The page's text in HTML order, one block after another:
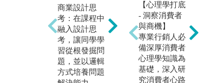
商業設計思
考：在課程中
融入設計思
考，讓同學學
習從根發掘問
題，並以邏輯
方式培養問題
商業數據分
析：運用資料
分析工具進行
產業及商業資
料的量化分
析。
圖解:透過電腦
【心理學打底
- 洞察消費者
與商機】
專業行銷人必
備深厚消費者
心理學知識為
基礎，深入研
究消費者心路